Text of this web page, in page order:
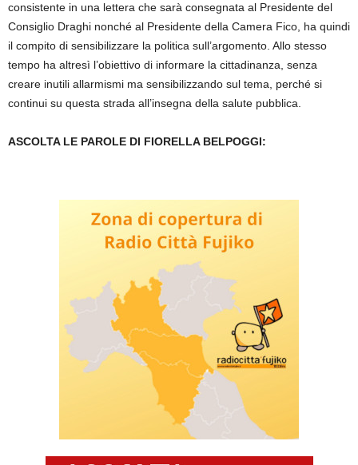
consistente in una lettera che sarà consegnata al Presidente del
Consiglio Draghi nonché al Presidente della Camera Fico, ha quindi
il compito di sensibilizzare la politica sull’argomento. Allo stesso
tempo ha altresì l’obiettivo di informare la cittadinanza, senza
creare inutili allarmismi ma sensibilizzando sul tema, perché si
continui su questa strada all’insegna della salute pubblica.
ASCOLTA LE PAROLE DI FIORELLA BELPOGGI: